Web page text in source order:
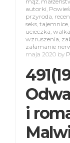
autorki,
przyroda,
seks, tajemnice,
ucieczka,
wzruszenia,
załamanie
maja 2020 by
i